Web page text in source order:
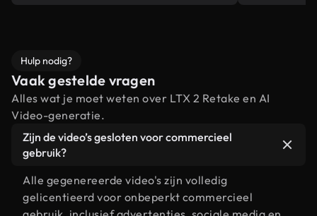
Hulp nodig?
Vaak gestelde vragen
Alles wat je moet weten over LTX 2 Retake en AI
Video-generatie.
Zijn de video’s gesloten voor commercieel
gebruik?
Alle gegenereerde video's zijn volledig
gelicentieerd voor onbeperkt commercieel